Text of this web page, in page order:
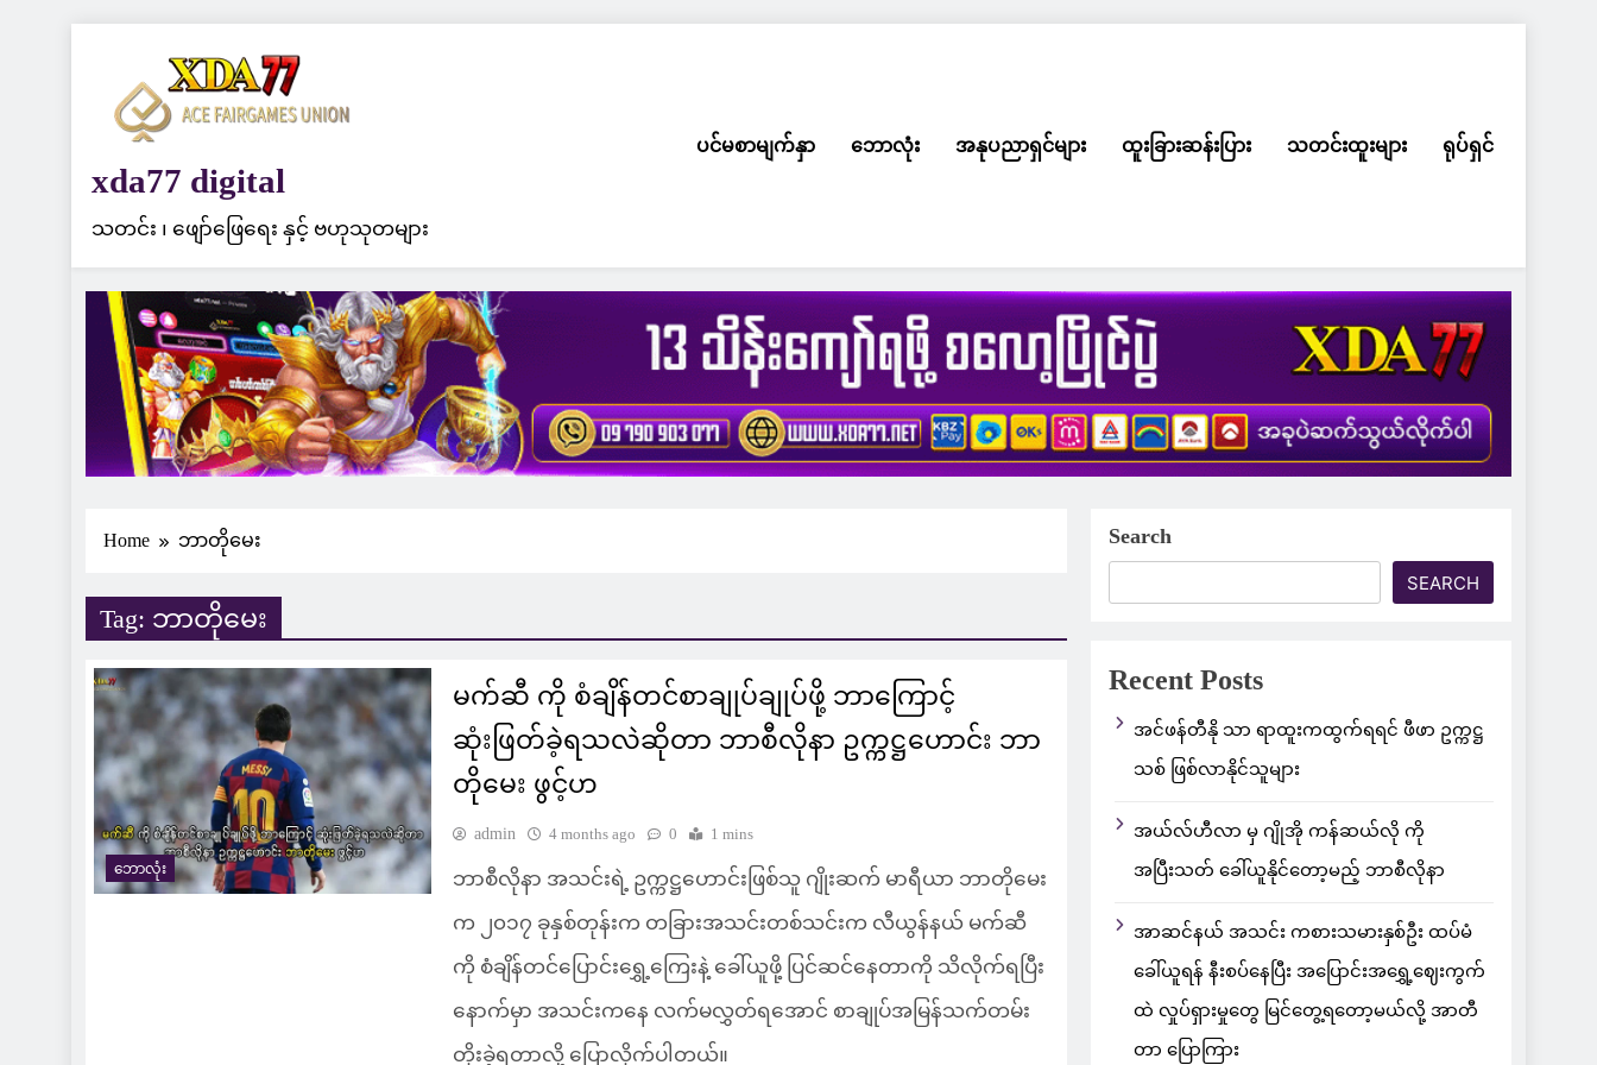
xda77 digital
သတင်း ၊ ဖျော်ဖြေရေး နှင့် ဗဟုသုတများ
ပင်မစာမျက်နှာ ဘောလုံး အနုပညာရှင်များ ထူးခြားဆန်းပြား သတင်းထူးများ ရုပ်ရှင်
Home ဘာတိုမေး
Tag: ဘာတိုမေး
ဘောလုံး
မက်ဆီ ကို စံချိန်တင်စာချုပ်ချုပ်ဖို့ ဘာကြောင့်
ဆုံးဖြတ်ခဲ့ရသလဲဆိုတာ ဘာစီလိုနာ ဥက္ကဋ္ဌဟောင်း ဘာ
တိုမေး ဖွင့်ဟ
admin 4 months ago 0 1 mins
ဘာစီလိုနာ အသင်းရဲ့ ဥက္ကဋ္ဌဟောင်းဖြစ်သူ ဂျိုးဆက် မာရီယာ ဘာတိုမေး
က ၂၀၁၇ ခုနှစ်တုန်းက တခြားအသင်းတစ်သင်းက လီယွန်နယ် မက်ဆီ
ကို စံချိန်တင်ပြောင်းရွှေ့ကြေးနဲ့ ခေါ်ယူဖို့ ပြင်ဆင်နေတာကို သိလိုက်ရပြီး
နောက်မှာ အသင်းကနေ လက်မလွှတ်ရအောင် စာချုပ်အမြန်သက်တမ်း
တိုးခဲ့ရတာလို့ ပြောလိုက်ပါတယ်။
Search
SEARCH
Recent Posts
အင်ဖန်တီနို သာ ရာထူးကထွက်ရရင် ဖီဖာ ဥက္ကဋ္ဌ
သစ် ဖြစ်လာနိုင်သူများ
အယ်လ်ဟီလာ မှ ဂျိုအို ကန်ဆယ်လို ကို
အပြီးသတ် ခေါ်ယူနိုင်တော့မည့် ဘာစီလိုနာ
အာဆင်နယ် အသင်း ကစားသမားနှစ်ဦး ထပ်မံ
ခေါ်ယူရန် နီးစပ်နေပြီး အပြောင်းအရွှေ့ဈေးကွက်
ထဲ လှုပ်ရှားမှုတွေ မြင်တွေ့ရတော့မယ်လို့ အာတီ
တာ ပြောကြား